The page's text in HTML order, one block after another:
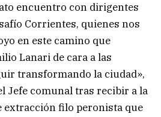
encuentro con dirigentes
Corrientes, quienes nos
en este camino que
Lanari de cara a las
transformando la ciudad»,
Jefe comunal tras recibir a la
extracción filo peronista que